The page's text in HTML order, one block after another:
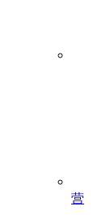
营